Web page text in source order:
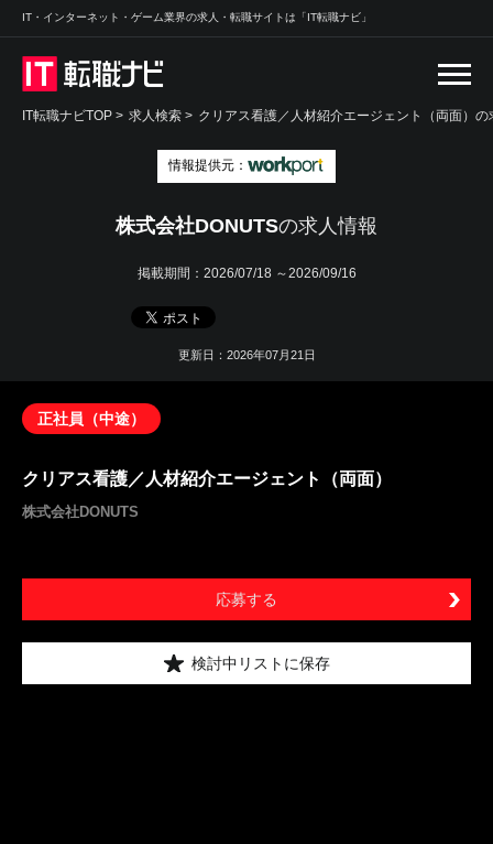
IT・インターネット・ゲーム業界の求人・転職サイトは「IT転職ナビ」
IT転職ナビTOP > 求人検索 > クリアス看護／人材紹介エージェント（両面）の
情報提供元：
株式会社DONUTSの求人情報
掲載期間： 2026/07/18 ～2026/09/16
更新日：2026年07月21日
正社員（中途）
クリアス看護／人材紹介エージェント（両面）
株式会社DONUTS
応募する
検討中リストに保存